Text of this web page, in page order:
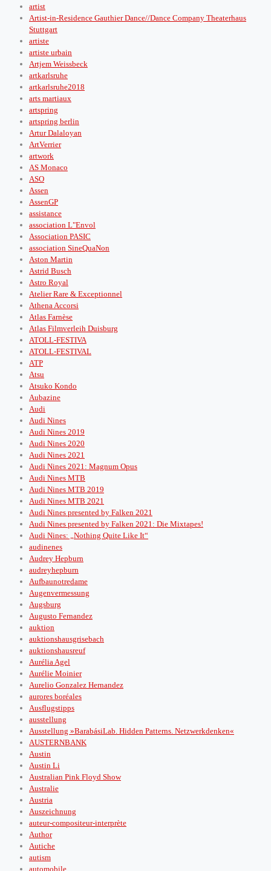
artist
Artist-in-Residence Gauthier Dance//Dance Company Theaterhaus
Stuttgart
artiste
artiste urbain
Artjem Weissbeck
artkarlsruhe
artkarlsruhe2018
arts martiaux
artspring
artspring berlin
Artur Dalaloyan
ArtVerrier
artwork
AS Monaco
ASO
Assen
AssenGP
assistance
association L"Envol
Association PASIC
association SineQuaNon
Aston Martin
Astrid Busch
Astro Royal
Atelier Rare & Exceptionnel
Athena Accorsi
Atlas Farnèse
Atlas Filmverleih Duisburg
ATOLL-FESTIVA
ATOLL-FESTIVAL
ATP
Atsu
Atsuko Kondo
Aubazine
Audi
Audi Nines
Audi Nines 2019
Audi Nines 2020
Audi Nines 2021
Audi Nines 2021: Magnum Opus
Audi Nines MTB
Audi Nines MTB 2019
Audi Nines MTB 2021
Audi Nines presented by Falken 2021
Audi Nines presented by Falken 2021: Die Mixtapes!
Audi Nines: „Nothing Quite Like It“
audinenes
Audrey Hepburn
audreyhepburn
Aufbaunotredame
Augenvermessung
Augsburg
Augusto Fernandez
auktion
auktionshausgrisebach
auktionshausreuf
Aurélia Agel
Aurélie Moinier
Aurelio Gonzalez Hernandez
aurores boréales
Ausflugstipps
ausstellung
Ausstellung »BarabásiLab. Hidden Patterns. Netzwerkdenken«
AUSTERNBANK
Austin
Austin Li
Australian Pink Floyd Show
Australie
Austria
Auszeichnung
auteur-compositeur-interprète
Author
Autiche
autism
automobile